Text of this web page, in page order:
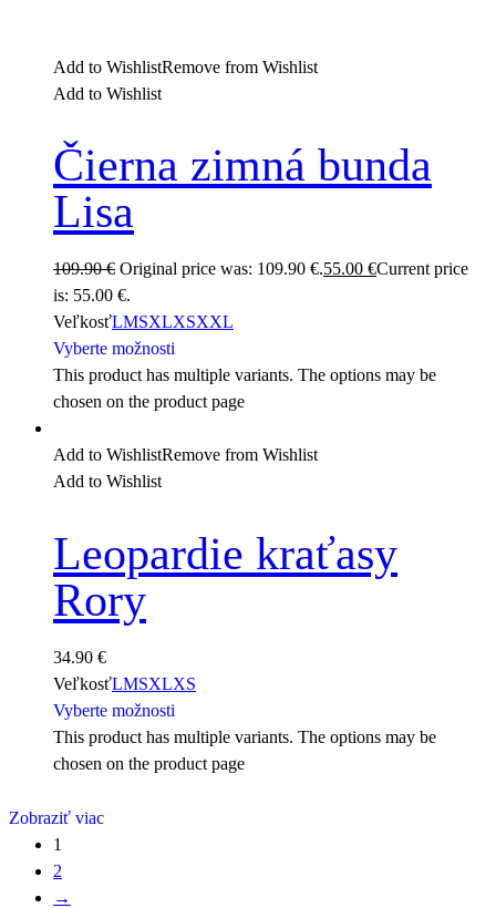
Add to WishlistRemove from Wishlist
Add to Wishlist
Čierna zimná bunda
Lisa
109.90€ Original price was: 109.90 €.55.00 €Current price
is: 55.00 €.
VeľkosťLMSXLXSXXL
Vyberte možnosti
This product has multiple variants. The options may be
chosen on the product page
Add to WishlistRemove from Wishlist
Add to Wishlist
Leopardie kraťasy
Rory
34.90 €
VeľkosťLMSXLXS
Vyberte možnosti
This product has multiple variants. The options may be
chosen on the product page
Zobraziť viac
1
2
→